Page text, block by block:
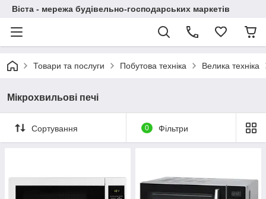
Віста - мережа будівельно-господарських маркетів
Товари та послуги Побутова техніка Велика техніка
Мікрохвильові печі
Сортування 0 Фільтри